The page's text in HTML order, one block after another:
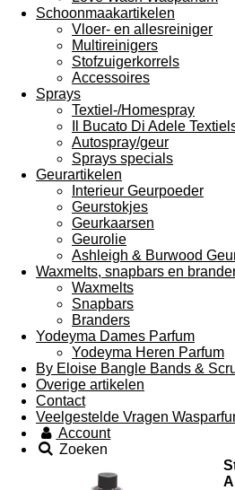
Schoonmaakartikelen
Vloer- en allesreiniger
Multireinigers
Stofzuigerkorrels
Accessoires
Sprays
Textiel-/Homespray
Il Bucato Di Adele
Autospray/geur
Sprays specials
Geurartikelen
Interieur Geurpoeder
Geurstokjes
Geurkaarsen
Geurolie
Ashleigh & Burwood
Waxmelts, snapbars en
Waxmelts
Snapbars
Branders
Yodeyma Dames Parfum
Yodeyma Heren Parfum
By Eloise Bangle Bands &
Overige artikelen
Contact
Veelgestelde Vragen
Account
Zoeken